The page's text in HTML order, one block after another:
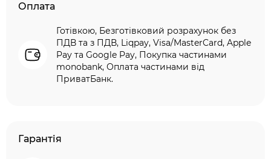
Оплата
Готівкою, Безготівковий розрахунок без
ПДВ та з ПДВ, Liqpay, Visa/MasterCard, Apple
Pay та Google Pay, Покупка частинами
monobank, Оплата частинами від
ПриватБанк.
Гарантія